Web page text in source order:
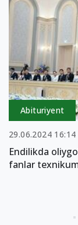
Abituriyent
29.06.2024 16:14
Endilikda
fanlar